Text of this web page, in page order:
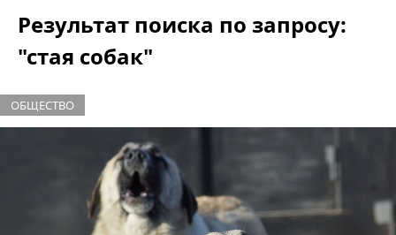
Результат поиска по запросу:
"стая собак"
ОБЩЕСТВО